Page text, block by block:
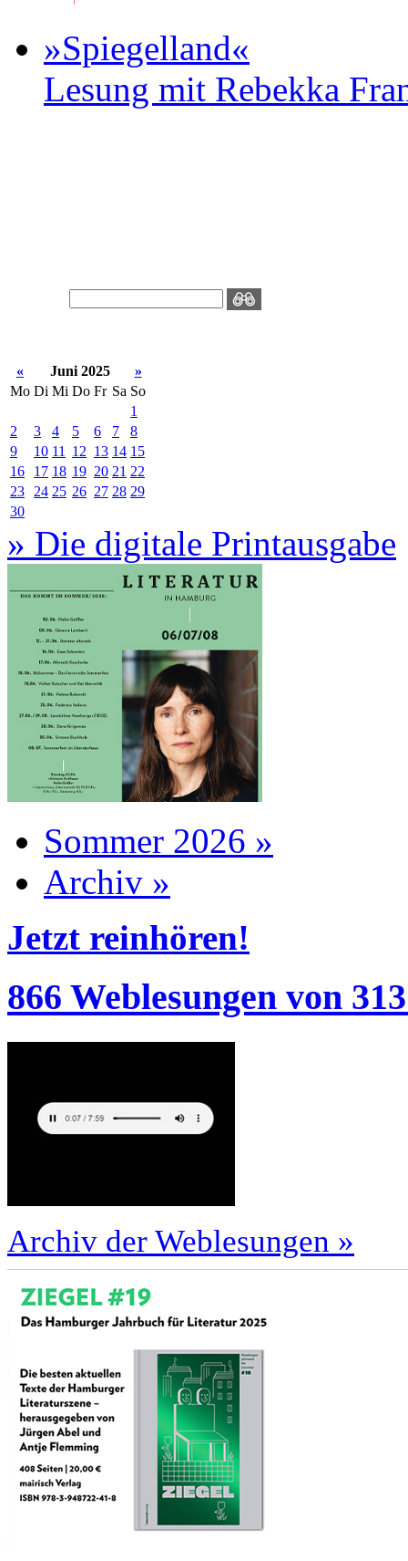
»Spiegelland«
Lesung mit Rebekka
« Juni 2025
»
Mo Di Mi Do Fr Sa So
1
2
3 4 5 6 7
8
9
10 11 12 13 14 15
16
17 18 19 20 21 22
23
24 25 26 27 28 29
30
» Die digitale Printausgabe
Sommer 2026 »
Archiv »
Jetzt reinhören!
866 Weblesungen von
Archiv der Weblesungen »